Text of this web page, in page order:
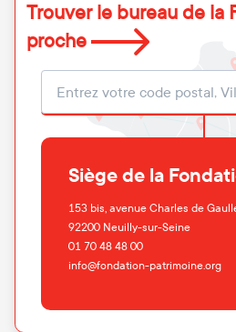
Trouver le bureau de la
proche
Localisation
Siège de la
153 bis, avenue Charles de
92200 Neuilly-sur-Seine
01 70 48 48 00
info@fondation-patrimoine.org